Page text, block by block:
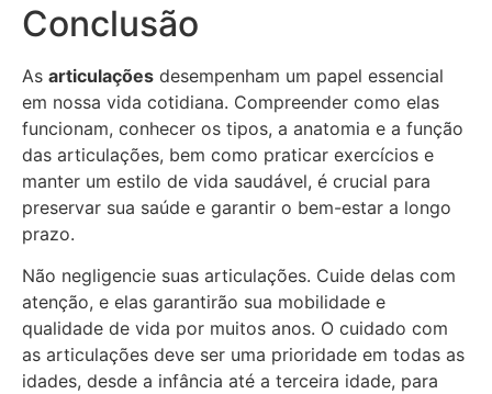
Conclusão
As articulações desempenham um papel essencial
em nossa vida cotidiana. Compreender como elas
funcionam, conhecer os tipos, a anatomia e a função
das articulações, bem como praticar exercícios e
manter um estilo de vida saudável, é crucial para
preservar sua saúde e garantir o bem-estar a longo
prazo.
Não negligencie suas articulações. Cuide delas com
atenção, e elas garantirão sua mobilidade e
qualidade de vida por muitos anos. O cuidado com
as articulações deve ser uma prioridade em todas as
idades, desde a infância até a terceira idade, para